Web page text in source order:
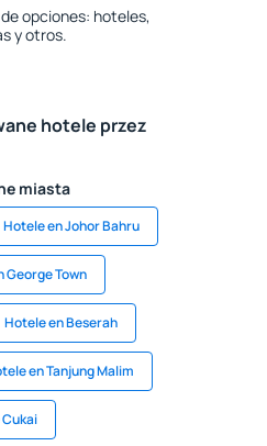
opciones: hoteles,
y otros.
hotele przez
miasta
Hotele en Johor Bahru
George Town
Hotele en Beserah
en Tanjung Malim